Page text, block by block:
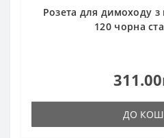
Розета для димоходу
120 чорна
ДО